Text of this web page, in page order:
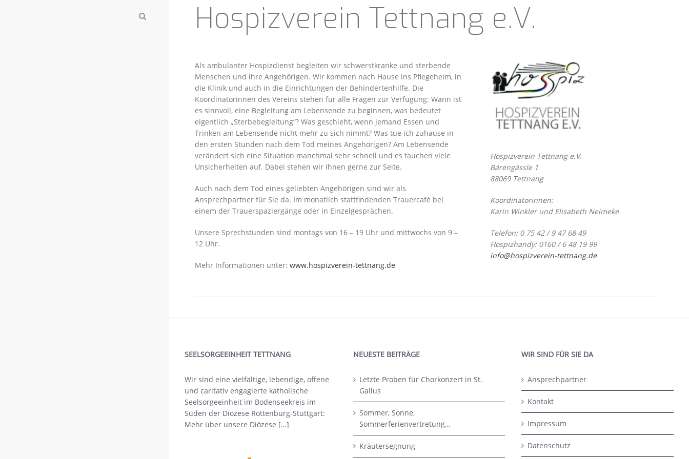
Hospizverein Tettnang e.V.
Als ambulanter Hospizdienst begleiten wir schwerstkranke und sterbende
Menschen und ihre Angehörigen. Wir kommen nach Hause ins Pflegeheim, in
die Klinik und auch in die Einrichtungen der Behindertenhilfe. Die
Koordinatorinnen des Vereins stehen für alle Fragen zur Verfügung: Wann ist
es sinnvoll, eine Begleitung am Lebensende zu beginnen, was bedeutet
eigentlich „Sterbebegleitung“? Was geschieht, wenn jemand Essen und
Trinken am Lebensende nicht mehr zu sich nimmt? Was tue ich zuhause in
den ersten Stunden nach dem Tod meines Angehörigen? Am Lebensende
verändert sich eine Situation manchmal sehr schnell und es tauchen viele
Unsicherheiten auf. Dabei stehen wir Ihnen gerne zur Seite.
Auch nach dem Tod eines geliebten Angehörigen sind wir als
Ansprechpartner für Sie da. Im monatlich stattfindenden Trauercafé bei
einem der Trauerspaziergänge oder in Einzelgesprächen.
Unsere Sprechstunden sind montags von 16 – 19 Uhr und mittwochs von 9 –
12 Uhr.
Mehr Informationen unter: www.hospizverein-tettnang.de
Hospizverein Tettnang e.V.
Bärengässle 1
88069 Tettnang
Koordinatorinnen:
Karin Winkler und Elisabeth Neimeke
Telefon: 0 75 42 / 9 47 68 49
Hospizhandy: 0160 / 6 48 19 99
info@hospizverein-tettnang.de
SEELSORGEEINHEIT TETTNANG
Wir sind eine vielfältige, lebendige, offene
und caritativ engagierte katholische
Seelsorgeeinheit im Bodenseekreis im
Süden der Diözese Rottenburg-Stuttgart:
Mehr über unsere Diözese […]
NEUESTE BEITRÄGE
Letzte Proben für Chorkonzert in St.
Gallus
Sommer, Sonne,
Sommerferienvertretung…
Kräutersegnung
WIR SIND FÜR SIE DA
Ansprechpartner
Kontakt
Impressum
Datenschutz